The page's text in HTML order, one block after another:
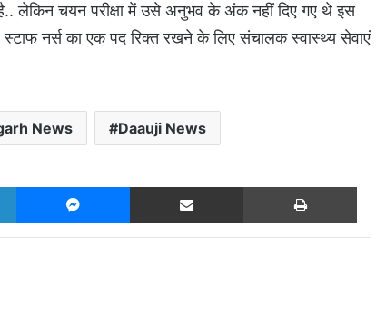
है.. लेकिन चयन परीक्षा में उसे अनुभव के अंक नहीं दिए गए थे इस
स्टाफ नर्स का एक पद रिक्त रखने के लिए संचालक स्वास्थ्य सेवाएं
News Daauji News
LinkedIn Messenger Share via Email Print